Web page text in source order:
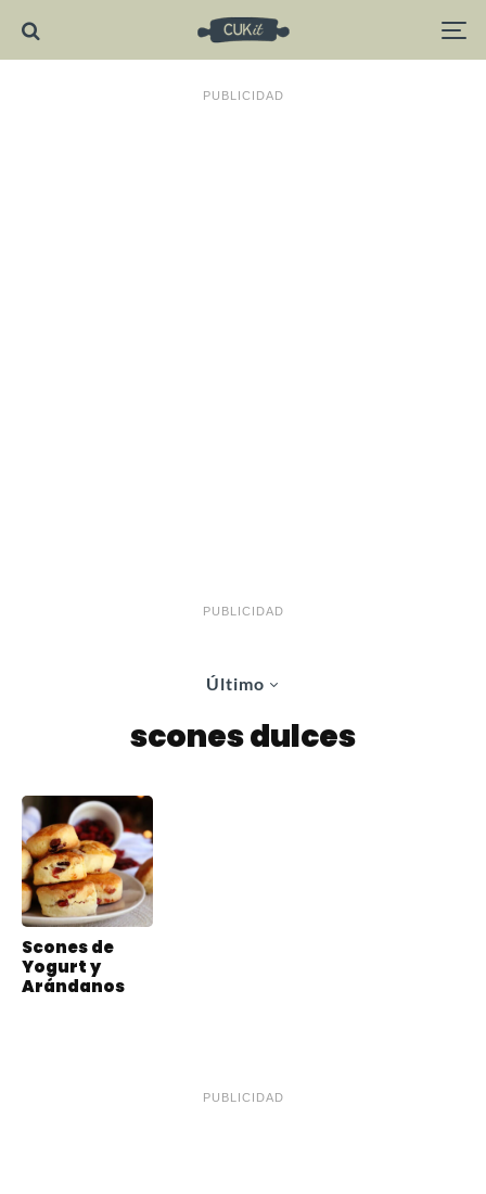
PUBLICIDAD
PUBLICIDAD
Último
scones dulces
Scones de
Yogurt y
Arándanos
PUBLICIDAD